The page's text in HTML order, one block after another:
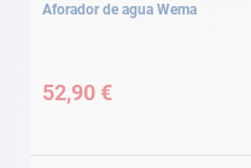
Aforador de agua Wema
52,90 €